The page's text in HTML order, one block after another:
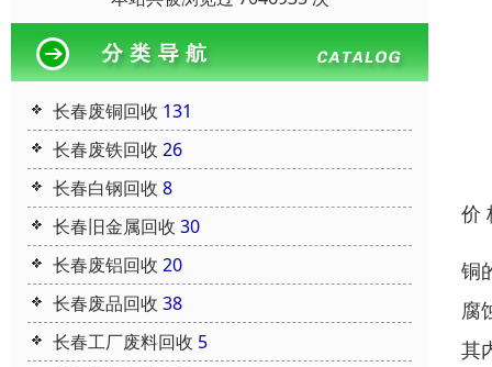
长春废铜回收 131
长春废铁回收 26
长春白钢回收 8
长春旧金属回收 30
长春废铝回收 20
长春废品回收 38
长春工厂废料回收 5
价
铜
腐
其